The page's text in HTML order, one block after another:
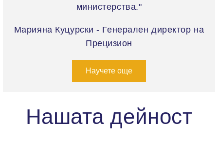
министерства."
Марияна Куцурски - Генерален директор на
Прецизион
Научете още
Нашата дейност